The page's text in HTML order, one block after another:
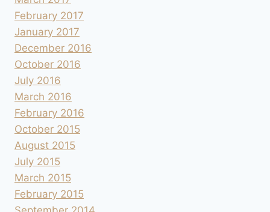
February 2017
January 2017
December 2016
October 2016
July 2016
March 2016
February 2016
October 2015
August 2015
July 2015
March 2015
February 2015